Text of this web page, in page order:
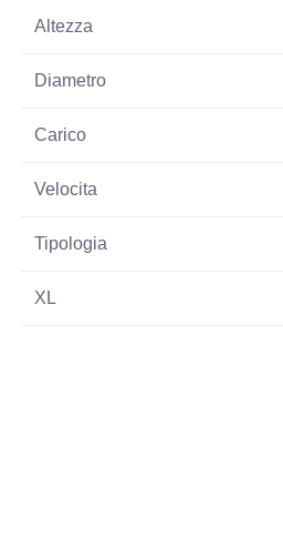
Altezza
Diametro
Carico
Velocita
Tipologia
XL